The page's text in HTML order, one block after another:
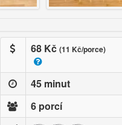
68 Kč (11 Kč/porce)
45 minut
6 porcí